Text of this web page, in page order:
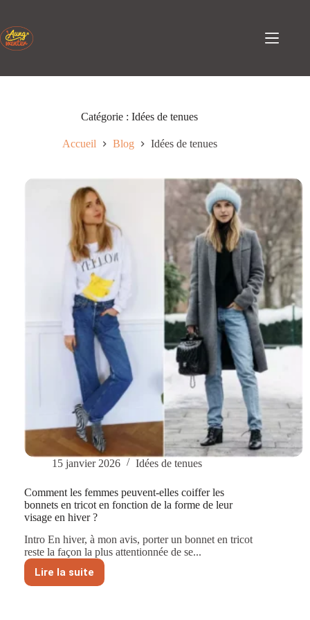
contenu
Catégorie : Idées de tenues
Accueil Blog Idées de tenues
15 janvier 2026 Idées de tenues
Comment les femmes peuvent-elles coiffer les
bonnets en tricot en fonction de la forme de leur
visage en hiver ?
Intro En hiver, à mon avis, porter un bonnet en tricot
reste la façon la plus attentionnée de se...
Lire la suite
Comment
les